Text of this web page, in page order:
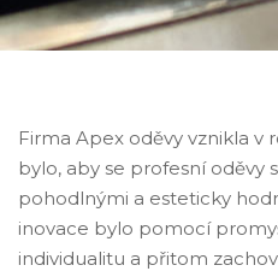
Firma Apex oděvy vznikla v
bylo, aby se profesní oděvy
pohodlnými a esteticky
inovace bylo pomocí
individualitu a přitom